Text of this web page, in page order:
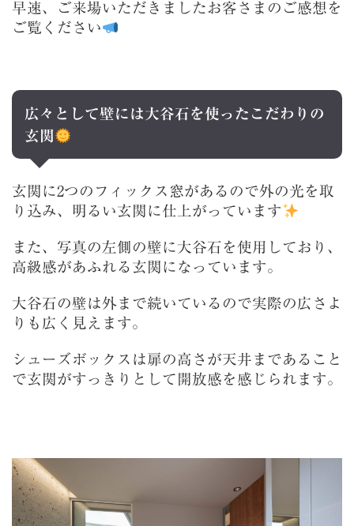
早速、ご来場いただきましたお客さまのご感想を
ご覧ください
広々として壁には大谷石を使ったこだわりの
玄関
玄関に2つのフィックス窓があるので外の光を取
り込み、明るい玄関に仕上がっています
また、写真の左側の壁に大谷石を使用しており、
高級感があふれる玄関になっています。
大谷石の壁は外まで続いているので実際の広さよ
りも広く見えます。
シューズボックスは扉の高さが天井まであること
で玄関がすっきりとして開放感を感じられます。